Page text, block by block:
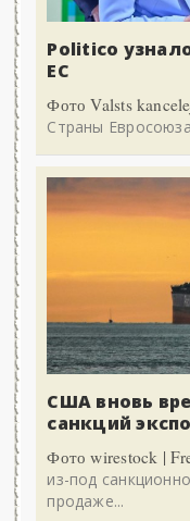
Politico
ЕС
Фото Valsts
Страны
США вновь
санкций
Фото wirestock |
из-под
продаже...